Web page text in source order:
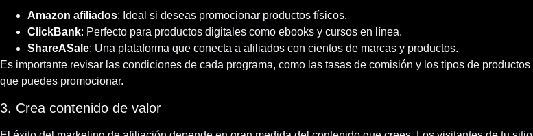
Amazon afiliados: Ideal si deseas promocionar productos físicos.
ClickBank: Perfecto para productos digitales como ebooks y cursos en línea.
ShareASale: Una plataforma que conecta a afiliados con cientos de marcas y productos.
Es importante revisar las condiciones de cada programa, como las tasas de comisión y los tipos de productos
que puedes promocionar.
3. Crea contenido de valor